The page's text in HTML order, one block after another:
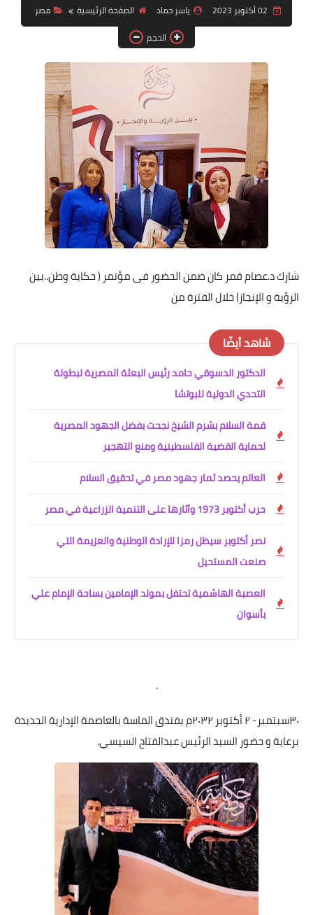
الفيديو
مال وعمال
حوادث وقضايا
المزيد
ياسر حماد الصفحة الرئيسية
مصر
الحجم
شاركد.عصام قمر كان ضمن الحضور فىمؤتمر ( حكاية وطن..بين
الرؤية و الإنجاز) خلال الفترة من
شاهد أيضًا
الدكتور الدسوقي حامد رئيس البعثة المصرية لبطولة
التحدي الدولية للبوتشا
قمة السلام بشرم الشيخ نجحت بفضل الجهود المصرية
لحماية القضية الفلسطينية ومنع التهجير
العالم يحصد ثمار جهود مصر في تحقيق السلام
حرب أكتوبر 1973 وآثارها على التنمية الزراعية في مصر
نصر أكتوبر سيظل رمزا للإرادة الوطنية والعزيمة التي
صنعت المستحيل
العصبة الهاشمية تحتفل بمولد الإمامين بساحة الإمام علي
بأسوان
.
٣٠سبتمبر- ٢ أكتوبر ٢٠٣٢م بفندق الماسة بالعاصمة الإدارية الجديدة
برعاية و حضور السيد الرئيس عبدالفتاح السيسي.